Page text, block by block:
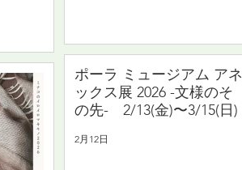
ポーラ ミュージアム アネ
ックス展 2026 -文様のそ
の先- 2/13(金)〜3/15(日)
2月12日